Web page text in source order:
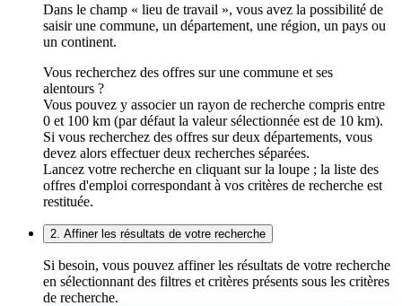
Dans le champ « lieu de travail », vous avez la possibilité de
saisir une commune, un département, une région, un pays ou
un continent.
Vous recherchez des offres sur une commune et ses
alentours ?
Vous pouvez y associer un rayon de recherche compris entre
0 et 100 km (par défaut la valeur sélectionnée est de 10 km).
Si vous recherchez des offres sur deux départements, vous
devez alors effectuer deux recherches séparées.
Lancez votre recherche en cliquant sur la loupe ; la liste des
offres d'emploi correspondant à vos critères de recherche est
restituée.
2. Affiner les résultats de votre recherche
Si besoin, vous pouvez affiner les résultats de votre recherche
en sélectionnant des filtres et critères présents sous les critères
de recherche.